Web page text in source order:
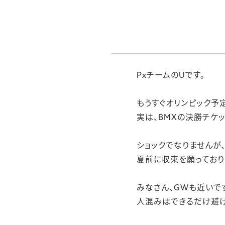
PxチームのUです。
もうすぐオリンピック予
実は、BMXの決勝チケッ
ショックでなりませんが、
夏前に収束を願っており
みなさん、GWも近いで
人混みはできるだけ避け